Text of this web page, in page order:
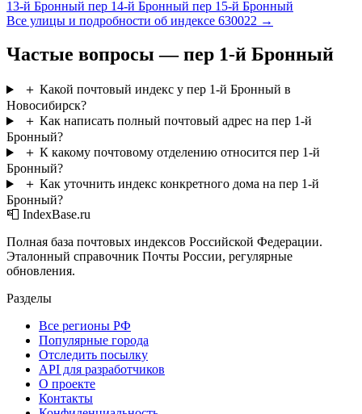
13-й Бронный пер 14-й Бронный пер 15-й Бронный
Все улицы и подробности об индексе 630022 →
Частые вопросы — пер 1-й Бронный
＋ Какой почтовый индекс у пер 1-й Бронный в
Новосибирск?
＋ Как написать полный почтовый адрес на пер 1-й
Бронный?
＋ К какому почтовому отделению относится пер 1-й
Бронный?
＋ Как уточнить индекс конкретного дома на пер 1-й
Бронный?
📮 IndexBase.ru
Полная база почтовых индексов Российской Федерации.
Эталонный справочник Почты России, регулярные
обновления.
Разделы
Все регионы РФ
Популярные города
Отследить посылку
API для разработчиков
О проекте
Контакты